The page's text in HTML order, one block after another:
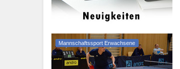
Mannschaftssport Erwachsene